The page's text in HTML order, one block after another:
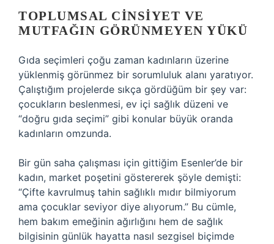
TOPLUMSAL CINSIYET VE
MUTFAĞIN GÖRÜNMEYEN YÜKÜ
Gıda seçimleri çoğu zaman kadınların üzerine
yüklenmiş görünmez bir sorumluluk alanı yaratıyor.
Çalıştığım projelerde sıkça gördüğüm bir şey var:
çocukların beslenmesi, ev içi sağlık düzeni ve
“doğru gıda seçimi” gibi konular büyük oranda
kadınların omzunda.
Bir gün saha çalışması için gittiğim Esenler’de bir
kadın, market poşetini göstererek şöyle demişti:
“Çifte kavrulmuş tahin sağlıklı mıdır bilmiyorum
ama çocuklar seviyor diye alıyorum.” Bu cümle,
hem bakım emeğinin ağırlığını hem de sağlık
bilgisinin günlük hayatta nasıl sezgisel biçimde